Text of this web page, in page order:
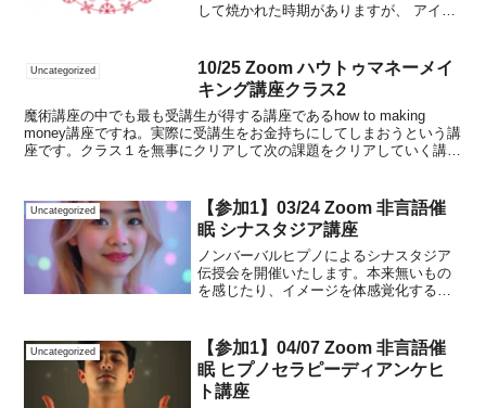
して焼かれた時期がありますが、 アイス
術を垣間見ることが出来ます。元々ヨー
ロッパにあった魔術で童...
Uncategorized
10/25 Zoom ハウトゥマネーメイ
キング講座クラス2
魔術講座の中でも最も受講生が得する講座であるhow to making
money講座ですね。実際に受講生をお金持ちにしてしまおうという講
座です。クラス１を無事にクリアして次の課題をクリアしていく講座
Uncategorized
【参加1】03/24 Zoom 非言語催
眠 シナスタジア講座
ノンバーバルヒプノによるシナスタジア
伝授会を開催いたします。本来無いもの
を感じたり、イメージを体感覚化する際
度と共感覚(伝授)ダヴィンチの共感覚モー
ツァルトの共感覚超大...
Uncategorized
【参加1】04/07 Zoom 非言語催
眠 ヒプノセラピーディアンケヒ
ト講座